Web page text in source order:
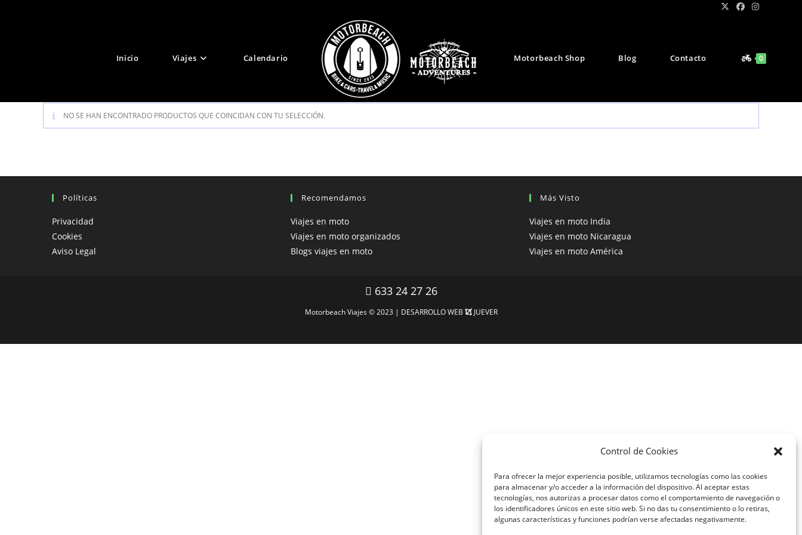
Control de Cookies
Para ofrecer la mejor experiencia posible, utilizamos tecnologías como las cookies
para almacenar y/o acceder a la información del dispositivo. Al aceptar estas
tecnologías, nos autorizas a procesar datos como el comportamiento de navegación o
los identificadores únicos en este sitio web. Si no das tu consentimiento o lo retiras,
algunas características y funciones podrían verse afectadas negativamente.
Inicio Viajes Calendario Motorbeach Shop Blog Contacto 0
NO SE HAN ENCONTRADO PRODUCTOS QUE COINCIDAN CON TU SELECCIÓN.
Políticas
Privacidad
Cookies
Aviso Legal
Recomendamos
Viajes en moto
Viajes en moto organizados
Blogs viajes en moto
Más Visto
Viajes en moto India
Viajes en moto Nicaragua
Viajes en moto América
633 24 27 26
Motorbeach Viajes © 2023 | DESARROLLO WEB JUEVER
Surfcamp